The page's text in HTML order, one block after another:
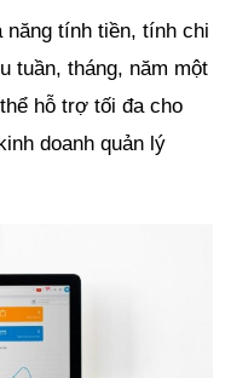
năng tính tiền, tính chi
tuần, tháng, năm một
hỗ trợ tối đa cho
doanh quản lý